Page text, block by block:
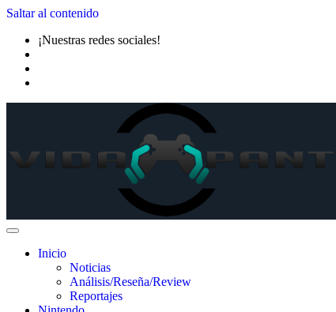
Saltar al contenido
¡Nuestras redes sociales!
Inicio
Noticias
Análisis/Reseña/Review
Reportajes